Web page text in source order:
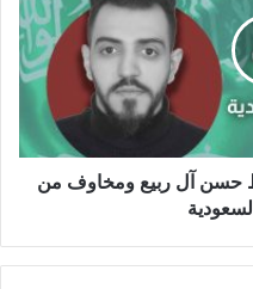
حسن آل ربيع ومخاوف من